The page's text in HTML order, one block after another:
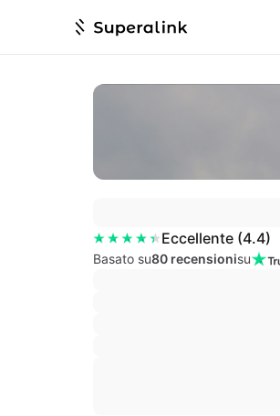
Eccellente (4.4)
Basato su80 recensionisu